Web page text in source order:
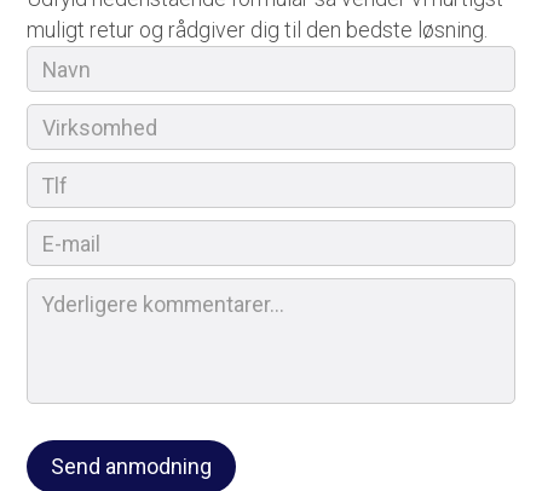
muligt retur og rådgiver dig til den bedste løsning.